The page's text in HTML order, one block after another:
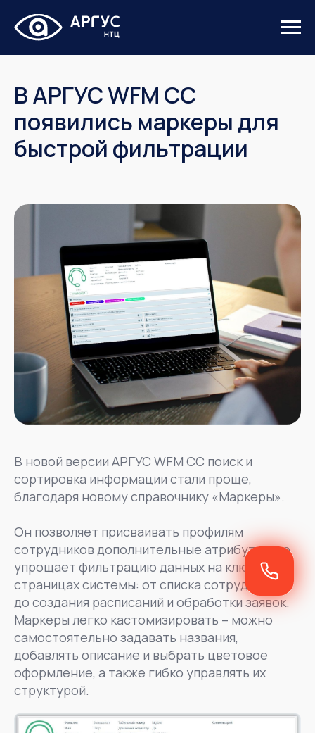
В АРГУС WFM CC
появились маркеры для
быстрой фильтрации
В новой версии АРГУС WFM CC поиск и
сортировка информации стали проще,
благодаря новому справочнику «Маркеры».
Он позволяет присваивать профилям
сотрудников дополнительные атрибуты, что
упрощает фильтрацию данных на ключевых
страницах системы: от списка сотрудников
до создания расписаний и обработки заявок.
Маркеры легко кастомизировать – можно
самостоятельно задавать названия,
добавлять описание и выбрать цветовое
оформление, а также гибко управлять их
структурой.